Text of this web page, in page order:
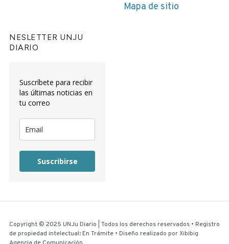
Mapa de sitio
NESLETTER UNJU
DIARIO
Suscríbete para recibir
las últimas noticias en
tu correo
Suscribirse
Copyright © 2025 UNJu Diario | Todos los derechos reservados • Registro
de propiedad intelectual: En Trámite • Diseño realizado porXibibig